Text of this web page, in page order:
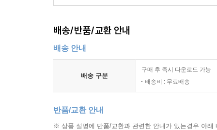
배송/반품/교환 안내
배송 안내
배송 구분
구매 후 즉시 다운로드 가능
배송비 : 무료배송
반품/교환 안내
※ 상품 설명에 반품/교환과 관련한 안내가 있는경우 아